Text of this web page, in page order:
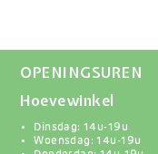
OPENINGSUREN
Hoevewinkel
Dinsdag: 14u-19u
Woensdag: 14u-19u